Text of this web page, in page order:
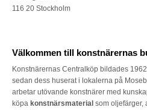
116 20 Stockholm
Välkommen till konstnärernas
Konstnärernas Centralköp bildades
sedan dess huserat i lokalerna på
arbetar utövande konstnärer med
köpa konstnärsmaterial som oljefärger,